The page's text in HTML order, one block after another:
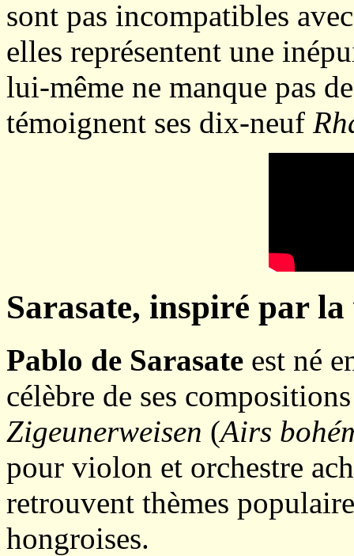
sont pas incompatibles
elles représentent une
lui-même ne manque pas
témoignent ses dix-neuf
Sarasate, inspiré par
Pablo de Sarasate est né
célèbre de ses
Zigeunerweisen (Airs
pour violon et orchestre
retrouvent thèmes
hongroises.